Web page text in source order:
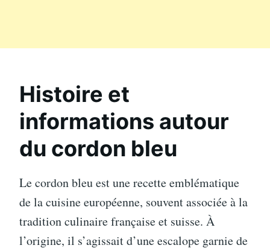
Histoire et
informations autour
du cordon bleu
Le cordon bleu est une recette emblématique
de la cuisine européenne, souvent associée à la
tradition culinaire française et suisse. À
l’origine, il s’agissait d’une escalope garnie de